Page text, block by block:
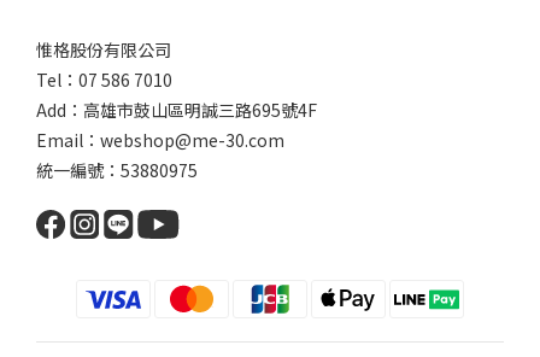
惟格股份有限公司
Tel：07 586 7010
Add： 高雄市鼓山區明誠三路695號4F
Email：webshop@me-30.com
統一編號：53880975